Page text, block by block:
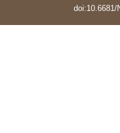
doi:10.6681/